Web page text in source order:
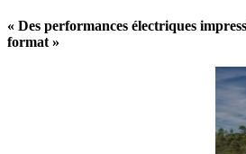
« Des performances électriques
format »